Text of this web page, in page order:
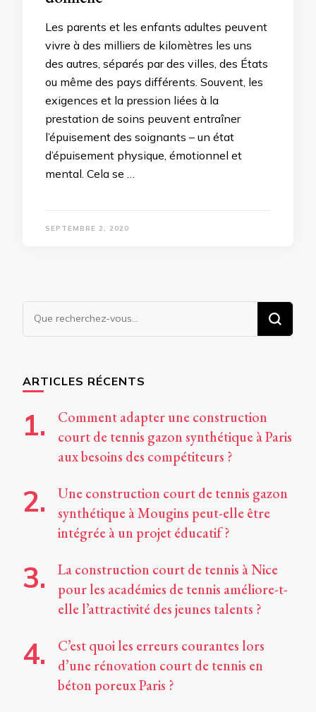
Les parents et les enfants adultes peuvent
vivre à des milliers de kilomètres les uns
des autres, séparés par des villes, des États
ou même des pays différents. Souvent, les
exigences et la pression liées à la
prestation de soins peuvent entraîner
l’épuisement des soignants – un état
d’épuisement physique, émotionnel et
mental. Cela se …
SEPTEMBRE 2, 2020
Vous
recherchiez
ARTICLES RÉCENTS
Comment adapter une construction
court de tennis gazon synthétique à Paris
aux besoins des compétiteurs ?
Une construction court de tennis gazon
synthétique à Mougins peut-elle être
intégrée à un projet éducatif ?
La construction court de tennis à Nice
pour les académies de tennis améliore-t-
elle l’attractivité des jeunes talents ?
C’est quoi les erreurs courantes lors
d’une rénovation court de tennis en
béton poreux Paris ?